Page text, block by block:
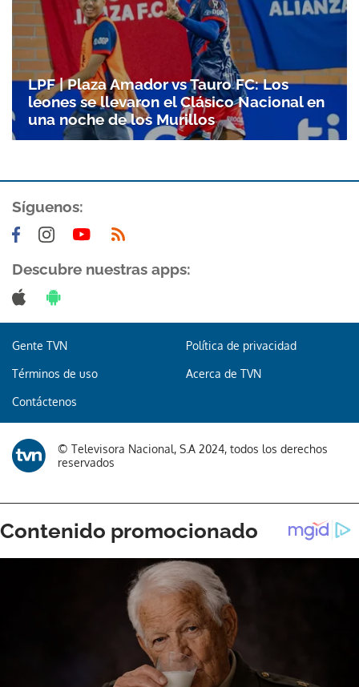
LPF | Plaza Amador vs Tauro FC: Los
leones se llevaron el Clásico Nacional en
una noche de los Murillos
Síguenos:
Descubre nuestras apps:
Gente TVN Política de privacidad
Términos de uso Acerca de TVN
Contáctenos
© Televisora Nacional, S.A 2024, todos los derechos
reservados